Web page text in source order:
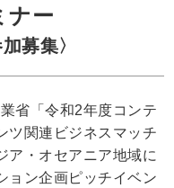
ナー
募集〉
省「令和2年度コンテ
ツ関連ビジネスマッチ
ア・オセアニア地域に
ョン企画ピッチイベン